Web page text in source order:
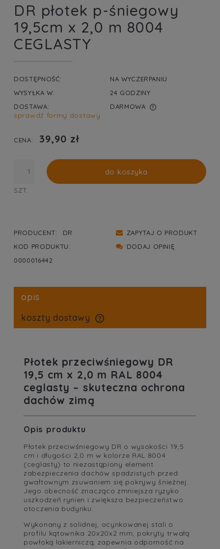
DR płotek p-śniegowy
19,5cm x 2,0 m 8004
CEGLASTY
DOSTĘPNOŚĆ:
NA WYCZERPANIU
WYSYŁKA W:
24 GODZINY
DOSTAWA:
DARMOWA
CENA NIE ZAWIERA EWENTUALNYCH KOSZTÓW
sprawdź formy dostawy
CENA: 39,90 zł
SZT.
do koszyka
PRODUCENT:
DR
KOD PRODUKTU:
0000016442
ZAPYTAJ O PRODUKT
DODAJ OPINIĘ
opis
koszty dostawy
Płotek przeciwśniegowy DR
19,5 cm x 2,0 m RAL 8004
ceglasty – skuteczna ochrona
dachów zimą
Opis produktu
Płotek przeciwśniegowy DR o wysokości 19,5
cm i długości 2,0 m w kolorze RAL 8004
(ceglasty) to niezastąpiony element
zabezpieczenia dachów spadzistych przed
gwałtownym zsuwaniem się pokrywy śnieżnej.
Jego obecność znacząco zmniejsza ryzyko
uszkodzeń rynien i zwiększa bezpieczeństwo
otoczenia budynku.
Wykonany z solidnej, ocynkowanej stali o
profilu kątownika 20x20x2 mm, pokryty trwałą
powłoką lakierniczą, zapewnia odporność na